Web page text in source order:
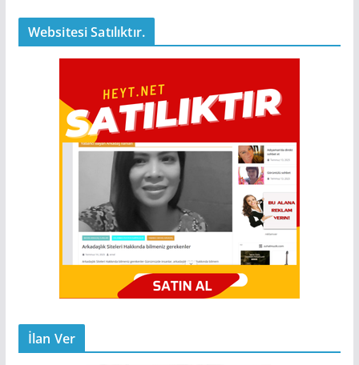
Websitesi Satılıktır.
İlan Ver